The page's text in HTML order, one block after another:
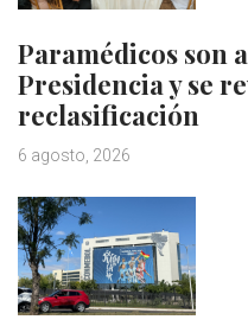
Paramédicos son
Presidencia y se
reclasificación
6 agosto, 2026